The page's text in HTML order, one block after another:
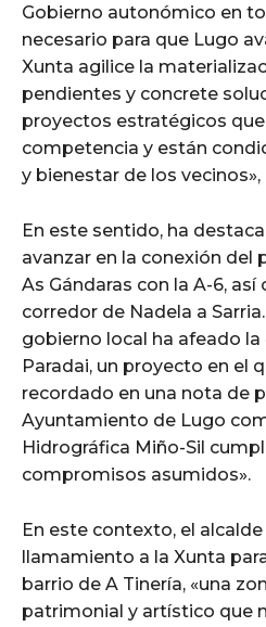
Gobierno autonómico en
necesario para que Lugo
Xunta agilice la
pendientes y concrete
proyectos estratégicos
competencia y están
y bienestar de los
En este sentido, ha
avanzar en la conexión del
As Gándaras con la A-6,
corredor de Nadela a
gobierno local ha afeado la
Paradai, un proyecto en el
recordado en una nota de
Ayuntamiento de Lugo
Hidrográfica Miño-Sil
compromisos asumidos».
En este contexto, el
llamamiento a la Xunta
barrio de A Tinería, «una
patrimonial y artístico que